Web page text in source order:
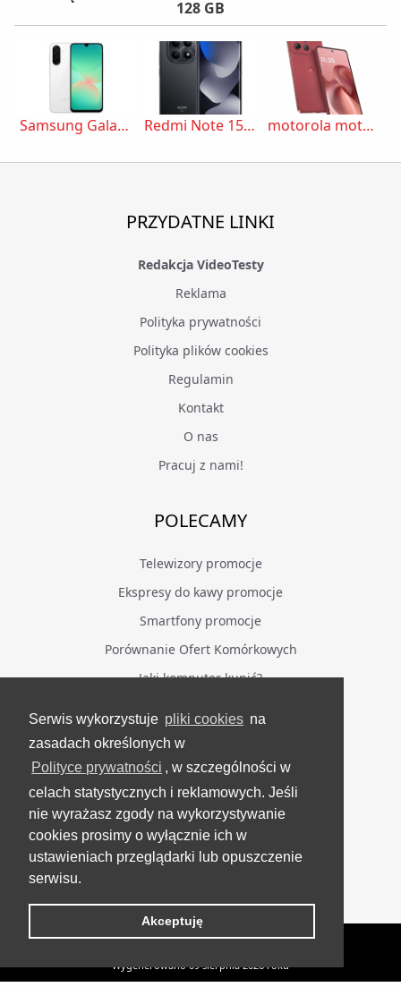
Serwis wykorzystuje pliki cookies na
zasadach określonych w
Polityce prywatności , w szczególności w
celach statystycznych i reklamowych. Jeśli
nie wyrażasz zgody na wykorzystywanie
cookies prosimy o wyłącznie ich w
ustawieniach przeglądarki lub opuszczenie
serwisu.
Akceptuję
128 GB
Samsung Galaxy A26 Redmi Note 15 5G motorola moto g86
PRZYDATNE LINKI
Redakcja VideoTesty
Reklama
Polityka prywatności
Polityka plików cookies
Regulamin
Kontakt
O nas
Pracuj z nami!
POLECAMY
Telewizory promocje
Ekspresy do kawy promocje
Smartfony promocje
Porównanie Ofert Komórkowych
Jaki komputer kupić?
BĄDŹ NA BIEŻĄCO
Facebook
Grupa Testerzy Videotestów
YouTube
Twitter
VideoTesty.pl Wszelkie prawa zastrzeżone
Wygenerowano 09 sierpnia 2026 roku